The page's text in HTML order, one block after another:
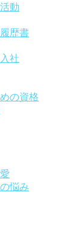
動
歴書
社
の資格
悩み